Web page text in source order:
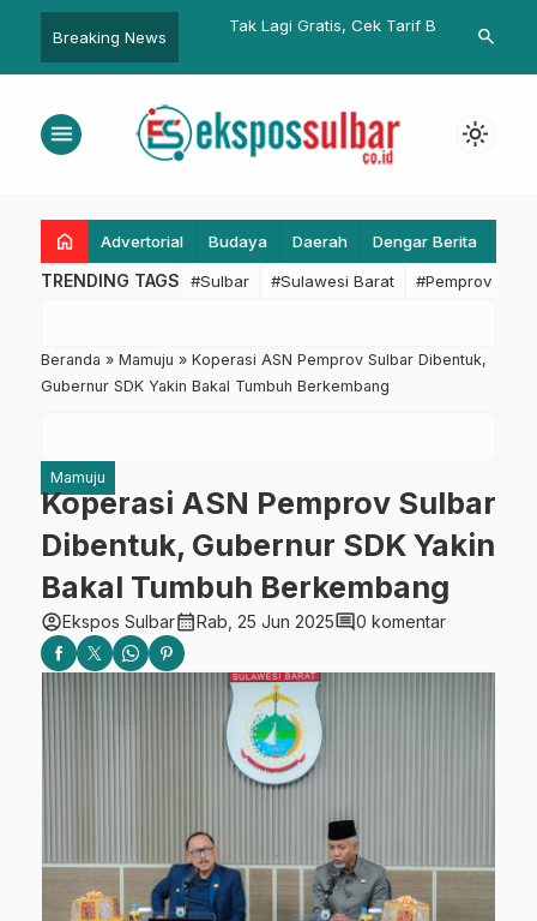
Breaking News
Interaksi dengan
1 Parongpong
Tak Lagi Gratis, Cek Tarif Baru
Program
Digital
search
menu light_mode
home Advertorial Budaya Daerah Dengar Berita
TRENDING TAGS #Sulbar #Sulawesi Barat #Pemprov
Beranda » Mamuju » Koperasi ASN Pemprov Sulbar Dibentuk,
Gubernur SDK Yakin Bakal Tumbuh Berkembang
Mamuju
Koperasi ASN Pemprov Sulbar
Dibentuk, Gubernur SDK Yakin
Bakal Tumbuh Berkembang
account_circleEkspos Sulbarcalendar_monthRab, 25 Jun 2025comment0 komentar